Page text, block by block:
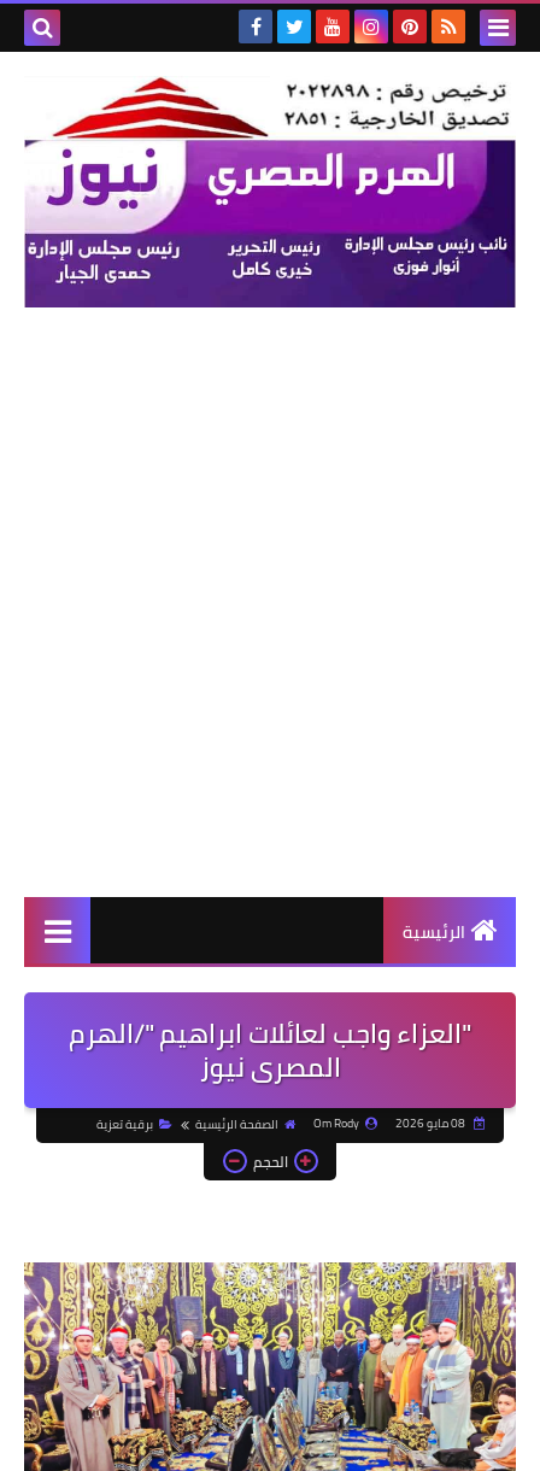
الرئيسية
"العزاء واجب لعائلات ابراهيم "/الهرم
المصرى نيوز
08 مايو 2026 Om Rody الصفحة الرئيسية برقية تعزية
الحجم